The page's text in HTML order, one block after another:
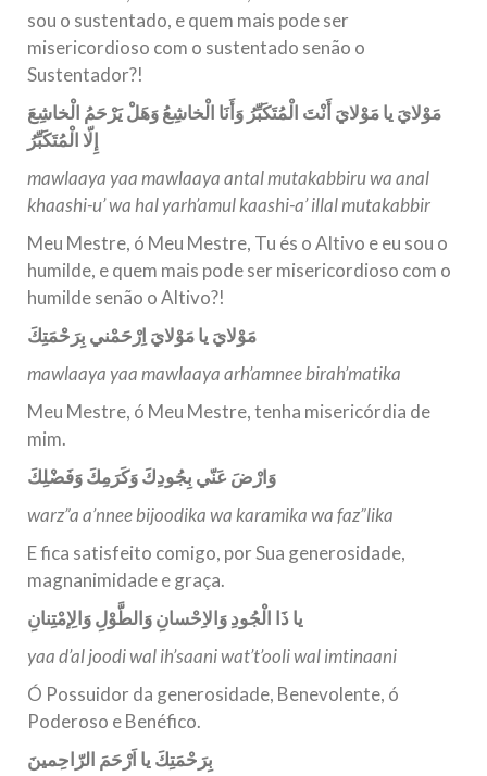
sou o sustentado, e quem mais pode ser
misericordioso com o sustentado senão o
Sustentador?!
مَوْلايَ يا مَوْلايَ أَنْتَ الْمُتَكَبِّرُ وَأَنَا الْخاشِعُ وَهَلْ يَرْحَمُ الْخاشِعَ
إِلّا الْمُتَكَبِّرُ
mawlaaya yaa mawlaaya antal mutakabbiru wa anal
khaashi-u’ wa hal yarh’amul kaashi-a’ illal mutakabbir
Meu Mestre, ó Meu Mestre, Tu és o Altivo e eu sou o
humilde, e quem mais pode ser misericordioso com o
humilde senão o Altivo?!
مَوْلايَ يا مَوْلايَ اِرْحَمْني بِرَحْمَتِكَ
mawlaaya yaa mawlaaya arh’amnee birah’matika
Meu Mestre, ó Meu Mestre, tenha misericórdia de
mim.
وَارْضَ عَنّي بِجُودِكَ وَكَرَمِكَ وَفَضْلِكَ
warz”a a’nnee bijoodika wa karamika wa faz”lika
E fica satisfeito comigo, por Sua generosidade,
magnanimidade e graça.
يا ذَا الْجُودِ وَالاِحْسانِ وَالطَّوْلِ وَالِإمْتِنانِ
yaa d’al joodi wal ih’saani wat’t’ooli wal imtinaani
Ó Possuidor da generosidade, Benevolente, ó
Poderoso e Benéfico.
بِرَحْمَتِكَ يا اَرْحَمَ الرّاحِمينَ